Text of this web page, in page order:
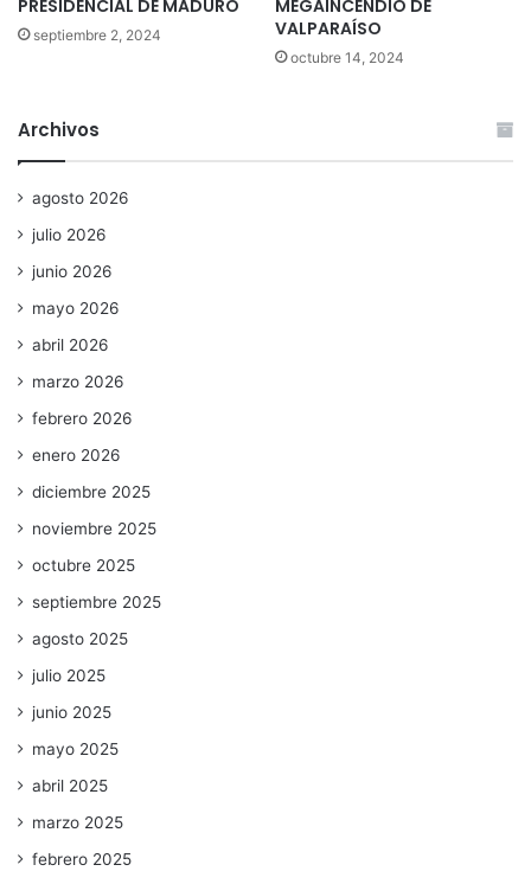
PRESIDENCIAL DE MADURO
septiembre 2, 2024
MEGAINCENDIO DE
VALPARAÍSO
octubre 14, 2024
Archivos
agosto 2026
julio 2026
junio 2026
mayo 2026
abril 2026
marzo 2026
febrero 2026
enero 2026
diciembre 2025
noviembre 2025
octubre 2025
septiembre 2025
agosto 2025
julio 2025
junio 2025
mayo 2025
abril 2025
marzo 2025
febrero 2025